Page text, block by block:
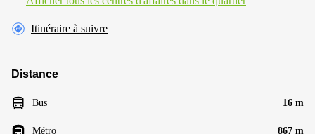
Itinéraire à suivre
Distance
Bus 16 m
Métro 867 m